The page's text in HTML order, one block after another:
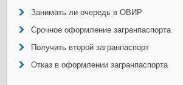
Занимать ли очередь в ОВИР
Срочное оформление загранпаспорта
Получить второй загранпаспорт
Отказ в оформлении загранпаспорта